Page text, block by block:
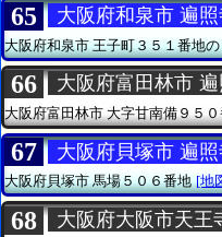
65 大阪府和泉市 遍
大阪府和泉市王子町３５１番地
66 大阪府富田林市
大阪府富田林市 大字甘南備９５
67 大阪府貝塚市 遍
大阪府貝塚市馬場５０６番地 [地
68 大阪府大阪市天王